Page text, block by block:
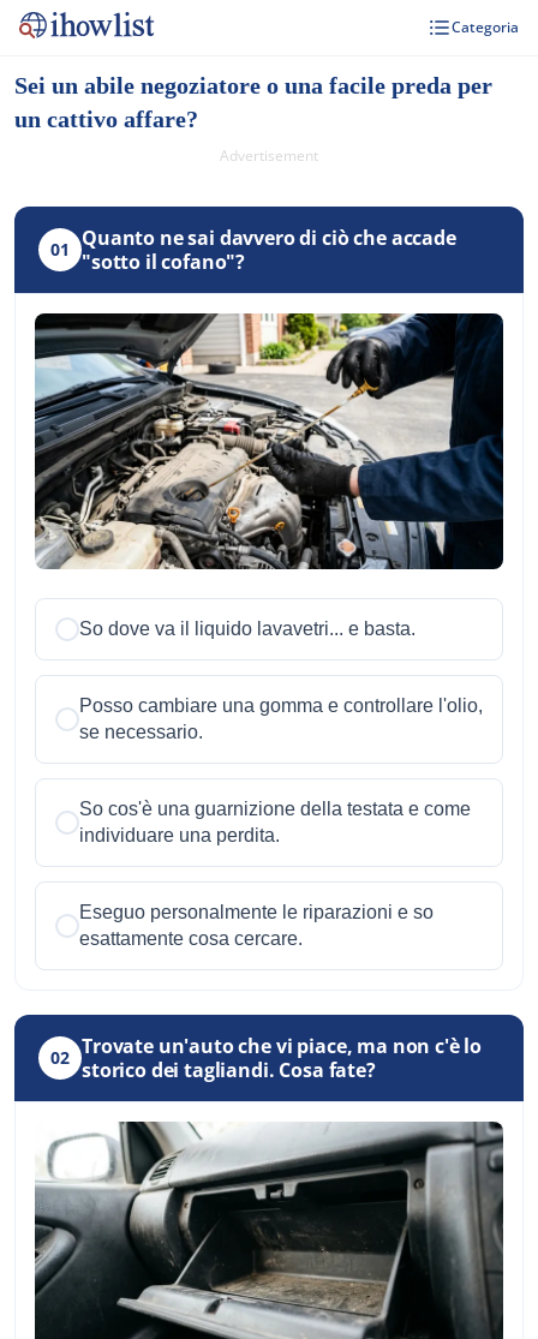
Categoria
Sei un abile negoziatore o una facile preda per
un cattivo affare?
Advertisement
01
Quanto ne sai davvero di ciò che accade
"sotto il cofano"?
So dove va il liquido lavavetri... e basta.
Posso cambiare una gomma e controllare l'olio,
se necessario.
So cos'è una guarnizione della testata e come
individuare una perdita.
Eseguo personalmente le riparazioni e so
esattamente cosa cercare.
02 Trovate un'auto che vi piace, ma non c'è lo
storico dei tagliandi. Cosa fate?